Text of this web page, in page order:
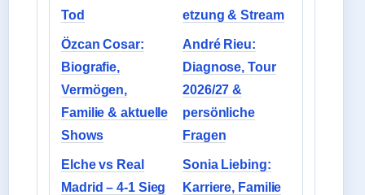
Tod
etzung & Stream
Özcan Cosar:
Biografie,
Vermögen,
Familie & aktuelle
Shows
André Rieu:
Diagnose, Tour
2026/27 &
persönliche
Fragen
Elche vs Real
Madrid – 4-1 Sieg
Sonia Liebing:
Karriere, Familie